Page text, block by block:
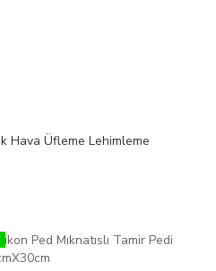
Hava Üfleme Lehimleme